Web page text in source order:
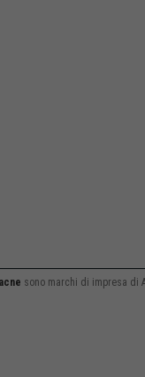
sono marchi di impresa di